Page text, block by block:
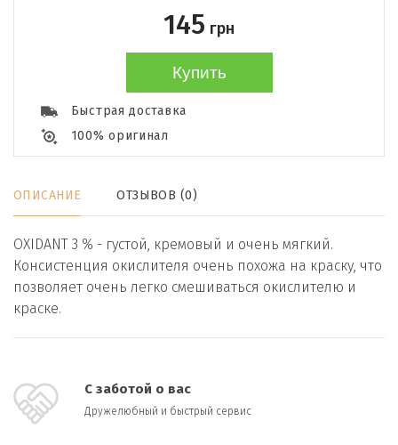
145 грн
Купить
Быстрая доставка
100% оригинал
ОПИСАНИЕ ОТЗЫВОВ (0)
OXIDANT 3 % - густой, кремовый и очень мягкий.
Консистенция окислителя очень похожа на краску, что
позволяет очень легко смешиваться окислителю и
краске.
С заботой о вас
Дружелюбный и быстрый сервис